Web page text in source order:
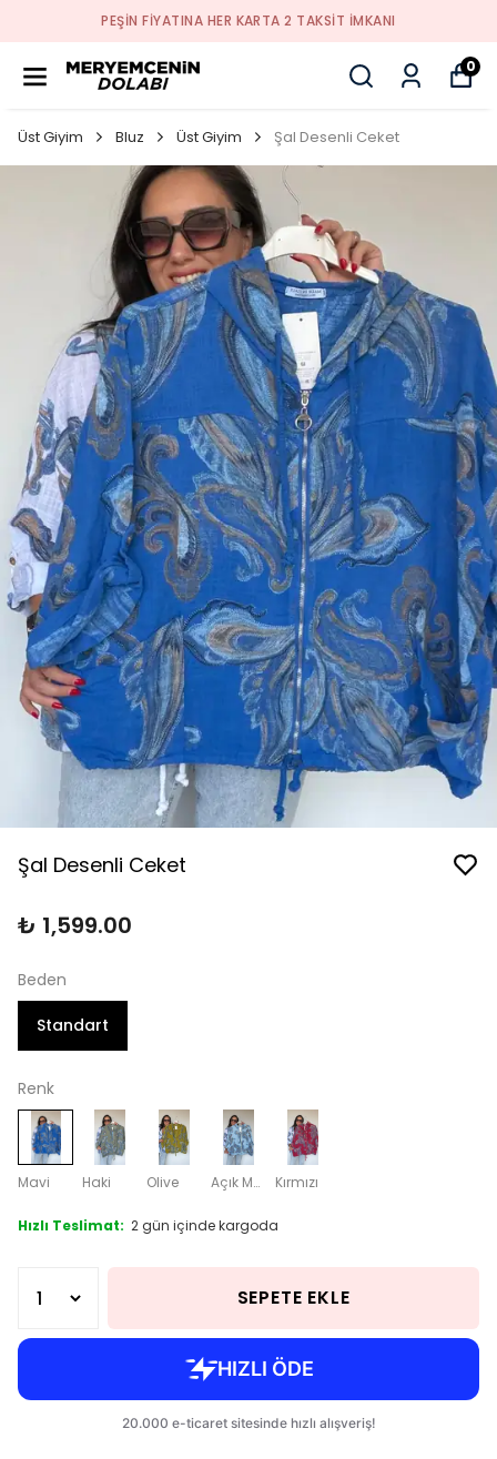
PEŞİN FİYATINA HER KARTA 2 TAKSİT İMKANI
0
Üst Giyim Bluz Üst Giyim Şal Desenli Ceket
Şal Desenli Ceket
₺ 1,599.00
Beden
Standart
Renk
Mavi Haki Olive Açık Mavi Kırmızı
Hızlı Teslimat: 2 gün içinde kargoda
SEPETE EKLE